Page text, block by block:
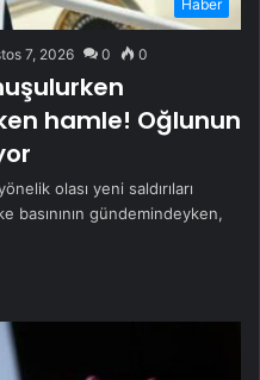
Haber
7, 2026 0 0
hamle! Oğlunun
olası yeni saldırıları
basınının gündemindeyken,